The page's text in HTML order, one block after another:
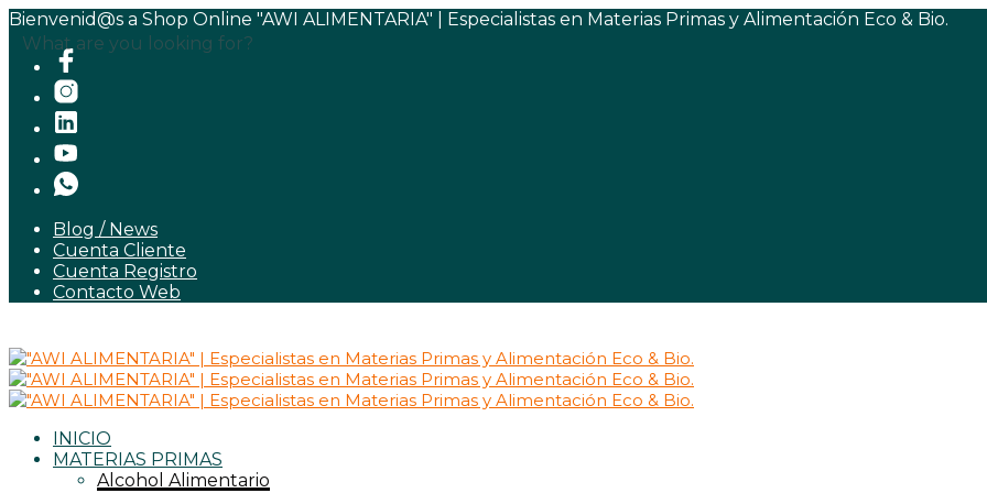
Bienvenid@s a Shop Online "AWI ALIMENTARIA" | Especialistas en Materias Primas y Alimentación Eco & Bio.
Blog / News
Cuenta Cliente
Cuenta Registro
Contacto Web
INICIO
MATERIAS PRIMAS
Alcohol Alimentario
What are you looking for?